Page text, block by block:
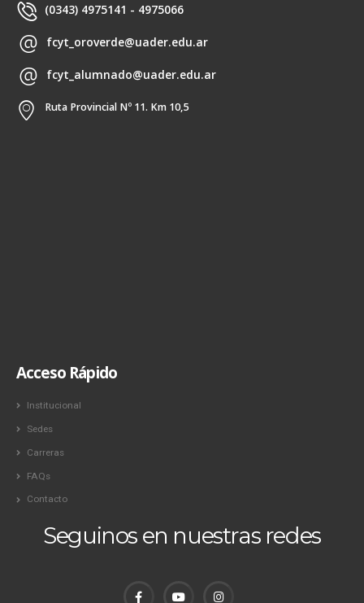
(0343) 4975141 - 4975066
fcyt_oroverde@uader.edu.ar
fcyt_alumnado@uader.edu.ar
Ruta Provincial Nº 11. Km 10,5
Acceso Rápido
Institucional
Sedes
Carreras
FAQs
Contacto
Seguinos en nuestras redes